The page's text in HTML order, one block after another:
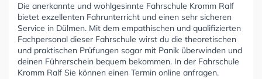
Die anerkannte und wohlgesinnte Fahrschule Kromm Ralf
bietet exzellenten Fahrunterricht und einen sehr sicheren
Service in Dülmen. Mit dem empathischen und qualifizierten
Fachpersonal dieser Fahrschule wirst du die theoretischen
und praktischen Prüfungen sogar mit Panik überwinden und
deinen Führerschein bequem bekommen. In der Fahrschule
Kromm Ralf Sie können einen Termin online anfragen.